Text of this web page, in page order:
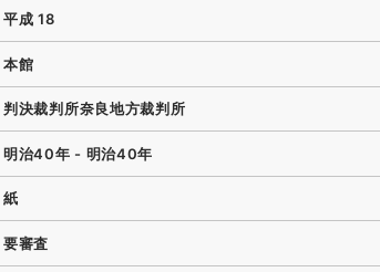
平成 18
本館
判決裁判所奈良地方裁判所
明治40年 - 明治40年
紙
要審査